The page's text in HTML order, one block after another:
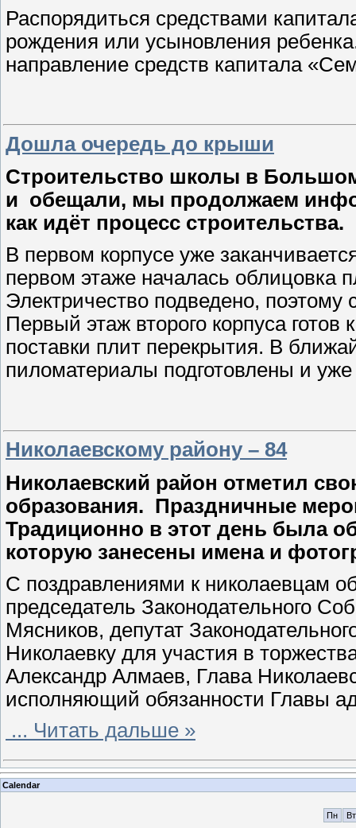
Распорядиться средствами
рождения или усыновления
направление средств капитала
Дошла очередь до крыши
Строительство школы в
и обещали, мы продолжаем
как идёт процесс строительства.
В первом корпусе уже
первом этаже началась облицовка
Электричество подведено, поэтому
Первый этаж второго корпуса готов
поставки плит перекрытия. В
пиломатериалы подготовлены и
Николаевскому району – 84
Николаевский район отметил
образования. Праздничные
Традиционно в этот день была
которую занесены имена и
С поздравлениями к николаевцам
председатель Законодательного
Мясников, депутат
Николаевку для участия в
Александр Алмаев, Глава
исполняющий обязанности Главы
... Читать дальше »
Calendar
Пн Вт